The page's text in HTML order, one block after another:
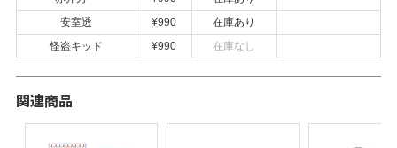
安室透
¥990
在庫あり
怪盗キッド
¥990 在庫なし
関連商品